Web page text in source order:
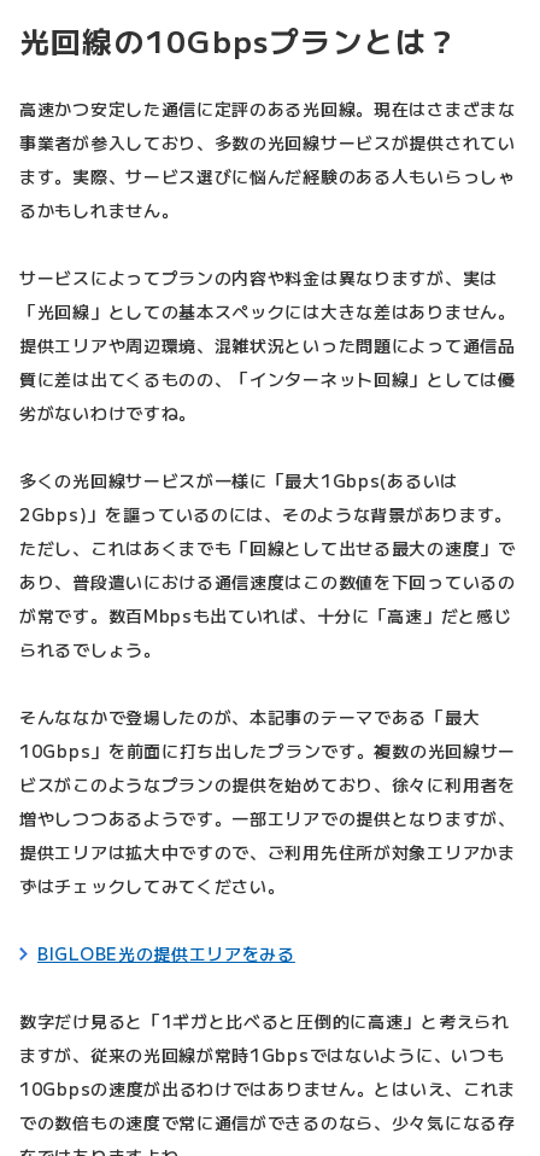
光回線の10Gbpsプランとは？
高速かつ安定した通信に定評のある光回線。現在はさまざまな
事業者が参入しており、多数の光回線サービスが提供されてい
ます。実際、サービス選びに悩んだ経験のある人もいらっしゃ
るかもしれません。
サービスによってプランの内容や料金は異なりますが、実は
「光回線」としての基本スペックには大きな差はありません。
提供エリアや周辺環境、混雑状況といった問題によって通信品
質に差は出てくるものの、「インターネット回線」としては優
劣がないわけですね。
多くの光回線サービスが一様に「最大1Gbps(あるいは
2Gbps)」を謳っているのには、そのような背景があります。
ただし、これはあくまでも「回線として出せる最大の速度」で
あり、普段遣いにおける通信速度はこの数値を下回っているの
が常です。数百Mbpsも出ていれば、十分に「高速」だと感じ
られるでしょう。
そんななかで登場したのが、本記事のテーマである「最大
10Gbps」を前面に打ち出したプランです。複数の光回線サー
ビスがこのようなプランの提供を始めており、徐々に利用者を
増やしつつあるようです。一部エリアでの提供となりますが、
提供エリアは拡大中ですので、ご利用先住所が対象エリアかま
ずはチェックしてみてください。
BIGLOBE光の提供エリアをみる
数字だけ見ると「1ギガと比べると圧倒的に高速」と考えられ
ますが、従来の光回線が常時1Gbpsではないように、いつも
10Gbpsの速度が出るわけではありません。とはいえ、これま
での数倍もの速度で常に通信ができるのなら、少々気になる存